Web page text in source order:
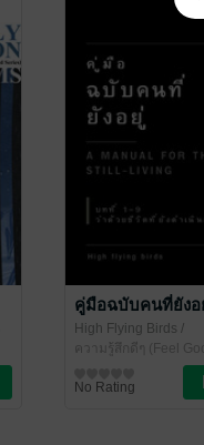
คู่มือฉบับคนที่ยังอ
High Flying Birds /
HighFlyingBirds
ความรู้สึกดีๆ (Feel
No Rating